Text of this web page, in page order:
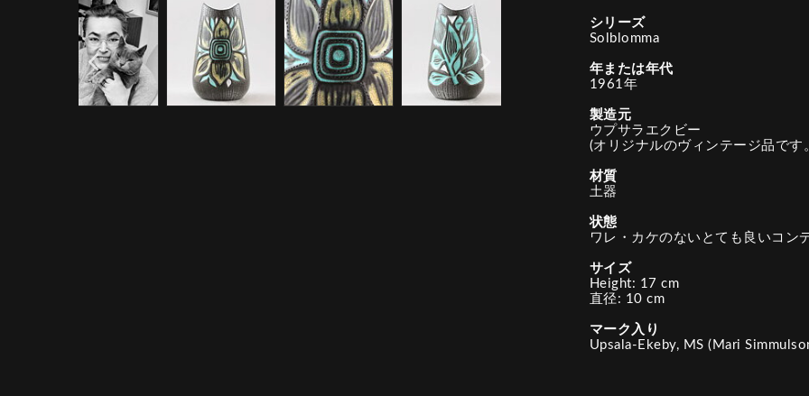
シリーズ
Solblomma
年または年代
1961年
製造元
ウプサラエクビー
(オリジナルのヴィンテージ品です
材質
土器
状態
ワレ・カケのないとても良いコン
サイズ
Height: 17 cm
直径: 10 cm
マーク入り
Upsala-Ekeby, MS (Mari